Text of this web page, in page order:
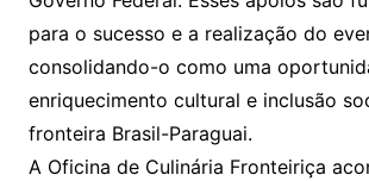
para o sucesso e a realização do
consolidando-o como uma
enriquecimento cultural e inclusão
fronteira Brasil-Paraguai.
A Oficina de Culinária Fronteiriça